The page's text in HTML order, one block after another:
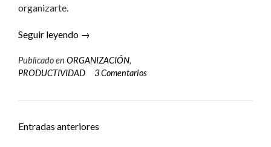
organizarte.
Seguir leyendo →
Publicado en ORGANIZACIÓN,
PRODUCTIVIDAD
3 Comentarios
Entradas anteriores